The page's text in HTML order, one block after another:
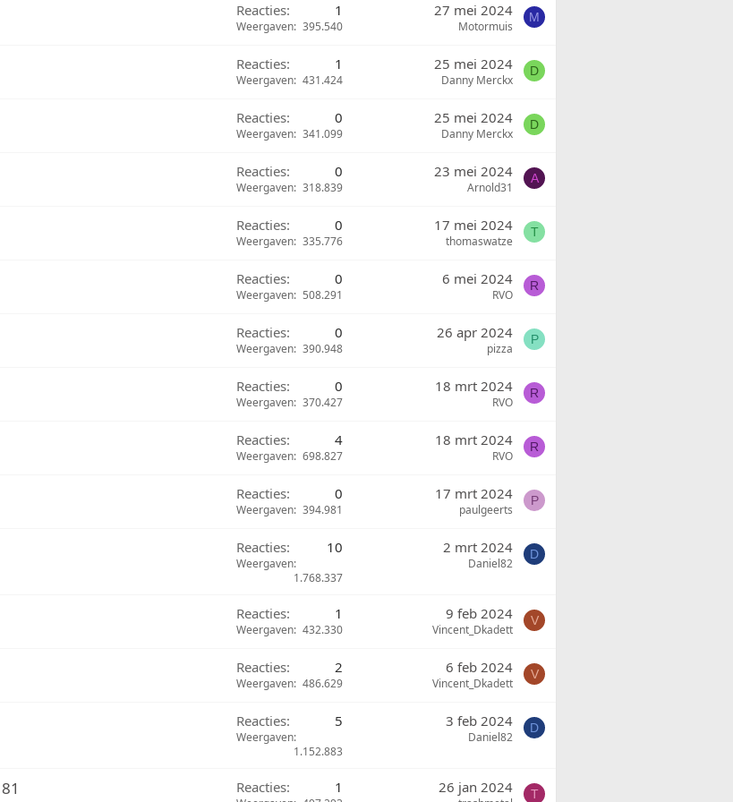
Reacties 1
Weergaven 395.540
27 mei 2024
Motormuis
M
Reacties 1
Weergaven 431.424
25 mei 2024
Danny Merckx
D
Reacties 0
Weergaven 341.099
25 mei 2024
Danny Merckx
D
Reacties 0
Weergaven 318.839
23 mei 2024
Arnold31
A
Reacties 0
Weergaven 335.776
17 mei 2024
thomaswatze
T
Reacties 0
Weergaven 508.291
6 mei 2024
RVO
R
Reacties 0
Weergaven 390.948
26 apr 2024
pizza
P
Reacties 0
Weergaven 370.427
18 mrt 2024
RVO
R
Reacties 4
Weergaven 698.827
18 mrt 2024
RVO
R
Reacties 0
Weergaven 394.981
17 mrt 2024
paulgeerts
P
Reacties 10
Weergaven
1.768.337
2 mrt 2024
Daniel82
D
Reacties 1
Weergaven 432.330
9 feb 2024
Vincent_Dkadett
V
Reacties 2
Weergaven 486.629
6 feb 2024
Vincent_Dkadett
V
Reacties 5
Weergaven
1.152.883
3 feb 2024
Daniel82
D
Reacties 1 26 jan 2024 T